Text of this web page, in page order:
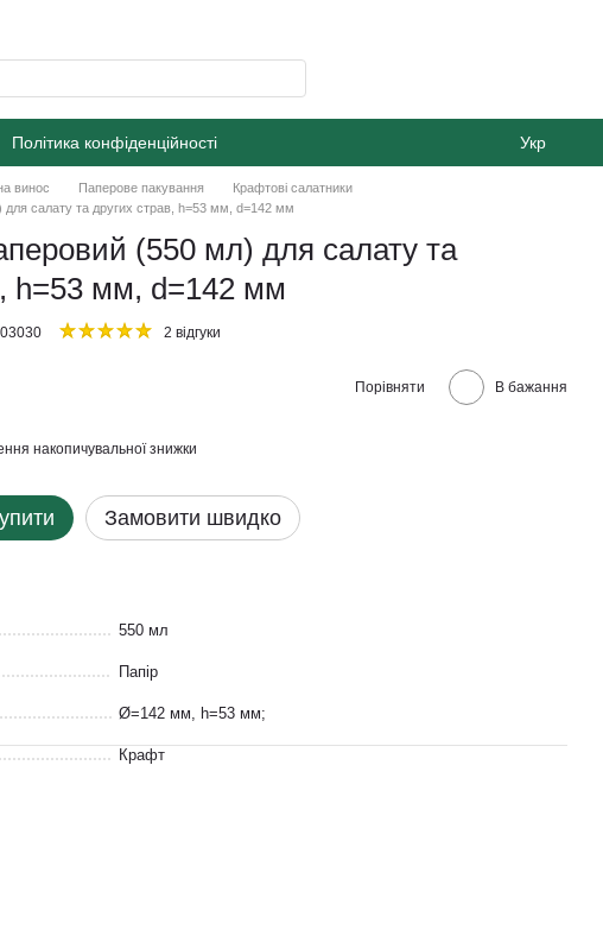
Політика конфіденційності
Укр
винос Паперове пакування
Крафтові салатники
салату та других страв, h=53 мм, d=142 мм
(550 мл) для салату та
h=53 мм, d=142 мм
2 відгуки
Порівняти В бажання
накопичувальної знижки
Замовити швидко
550 мл
Папір
Ø=142 мм, h=53 мм;
Крафт